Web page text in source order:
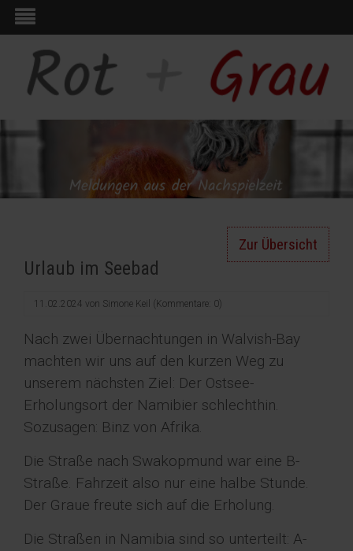
Zur Übersicht
Urlaub im Seebad
11.02.2024 von Simone Keil (Kommentare: 0)
Nach zwei Übernachtungen in Walvish-Bay
machten wir uns auf den kurzen Weg zu
unserem nächsten Ziel: Der Ostsee-
Erholungsort der Namibier schlechthin.
Sozusagen: Binz von Afrika.
Die Straße nach Swakopmund war eine B-
Straße. Fahrzeit also nur eine halbe Stunde.
Der Graue freute sich auf die Erholung.
Die Straßen in Namibia sind so unterteilt: A-